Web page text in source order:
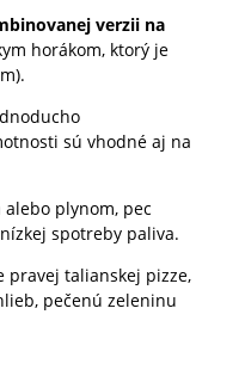
verzii na
horákom, ktorý je
sú vhodné aj na
plynom, pec
spotreby paliva.
pravej talianskej pizze,
pečenú zeleninu